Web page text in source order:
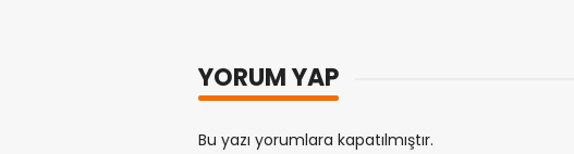
YORUM YAP
Bu yazı yorumlara kapatılmıştır.